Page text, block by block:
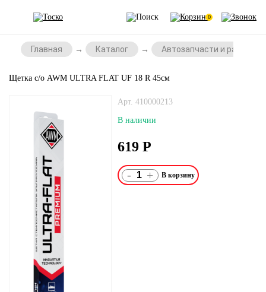
0
Главная Каталог Автозапчасти и
Щетка с/о AWM ULTRA FLAT UF 18 R 45см
Арт. 410000213
В наличии
619 Р
- +